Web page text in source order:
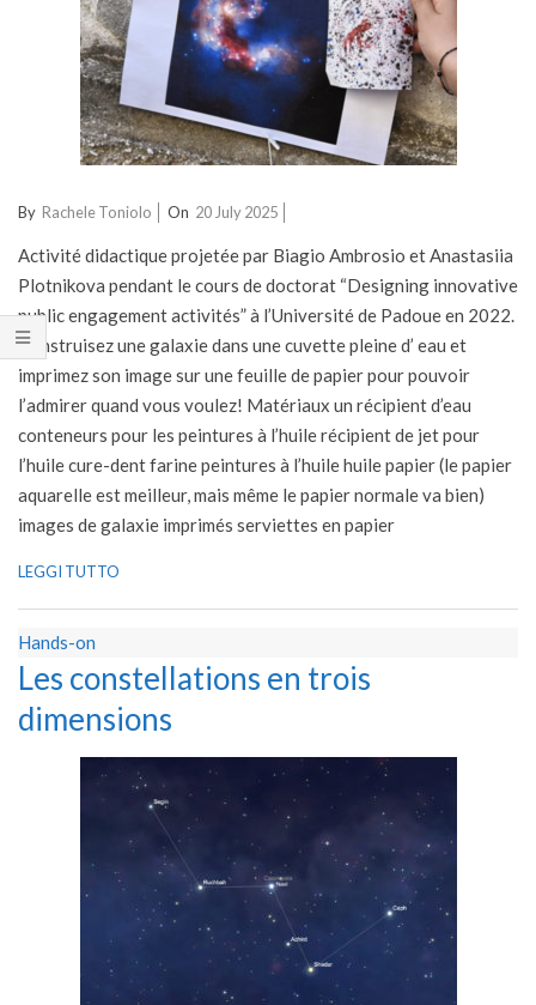
2025-
20
By Rachele Toniolo On 20 July 2025
Activité didactique projetée par Biagio Ambrosio et Anastasiia
Plotnikova pendant le cours de doctorat “Designing innovative
public engagement activités” à l’Université de Padoue en 2022.
Construisez une galaxie dans une cuvette pleine d’ eau et
imprimez son image sur une feuille de papier pour pouvoir
l’admirer quand vous voulez! Matériaux un récipient d’eau
conteneurs pour les peintures à l’huile récipient de jet pour
l’huile cure-dent farine peintures à l’huile huile papier (le papier
aquarelle est meilleur, mais même le papier normale va bien)
images de galaxie imprimés serviettes en papier
LEGGI TUTTO
Hands-on
Les constellations en trois
dimensions